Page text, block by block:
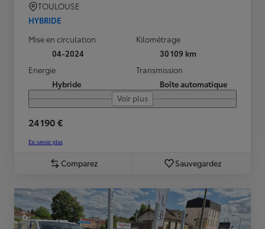
TOULOUSE
HYBRIDE
Mise en circulation
04-2024
Kilométrage
30 109 km
Energie
Hybride
Transmission
Boîte automatique
Voir plus
24 190 €
En savoir plus
Comparez Sauvegardez